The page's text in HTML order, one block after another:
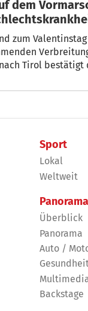
zum
Tirol bestätigt
„Auch in
zu schützen.“
Sport
Lokal
Weltweit
Panorama
Überblick
Panorama
Auto /
Backstage